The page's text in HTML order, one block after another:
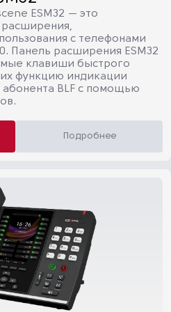
ESM32 — это
расширения,
с телефонами
Панель расширения ESM32
клавиши быстрого
функцию индикации
BLF с помощью
Подробнее